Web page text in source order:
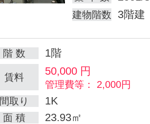
建物階数 3階建
階 数 1階
賃料 50,000 円
管理費等： 2,000円
間取り
1K
面 積 23.93㎡